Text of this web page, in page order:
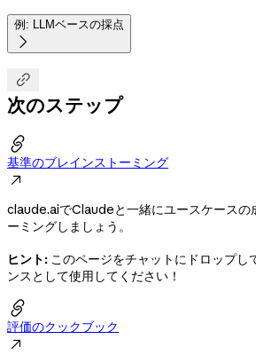
例: LLMベースの採点


次のステップ

基準のブレインストーミング

claude.aiでClaudeと一緒にユースケースの
ーミングしましょう。
ヒント: このページをチャットにドロップ
ンスとして使用してください！

評価のクックブック
